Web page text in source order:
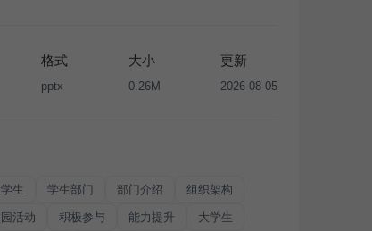
，未经投权许可任何人不得擅自转载和分发，否则
权法的相关规定承担相应法律责任。
格式
pptx
大小
0.26M
更新
2026-08-05
生 学生部门 部门介绍 组织架构
活动 积极参与 能力提升 大学生